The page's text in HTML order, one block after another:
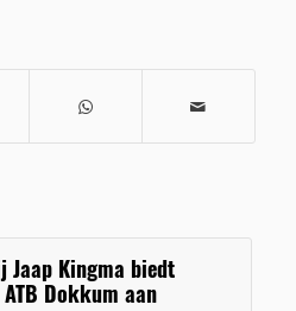
Jaap Kingma biedt
Dokkum aan